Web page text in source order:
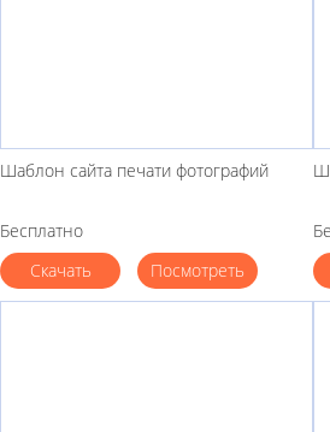
Шаблон сайта печати фотографий
Бесплатно
Скачать
Посмотреть